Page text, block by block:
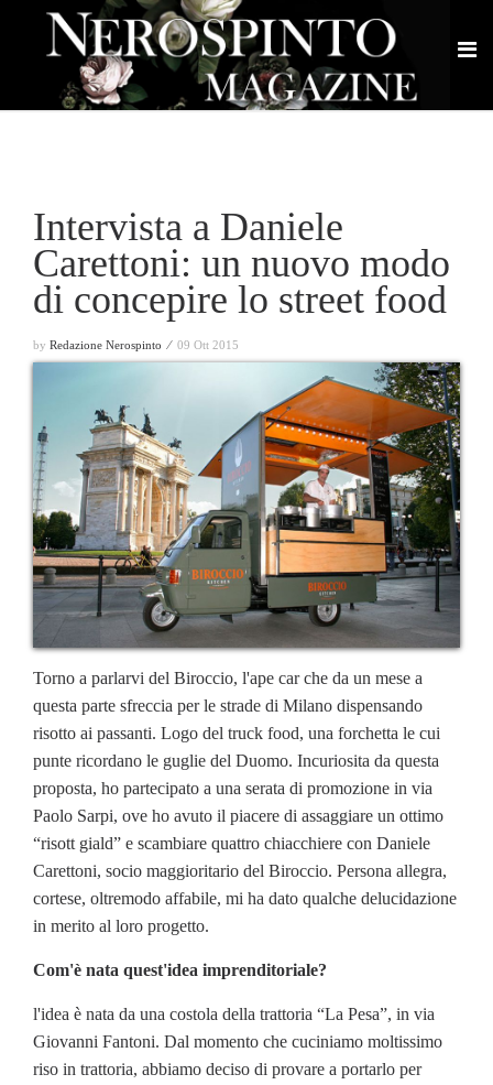
Intervista a Daniele
Carettoni: un nuovo modo
di concepire lo street food
by Redazione Nerospinto ⁄ 09 Ott 2015
Torno a parlarvi del Biroccio, l'ape car che da un mese a
questa parte sfreccia per le strade di Milano dispensando
risotto ai passanti. Logo del truck food, una forchetta le cui
punte ricordano le guglie del Duomo. Incuriosita da questa
proposta, ho partecipato a una serata di promozione in via
Paolo Sarpi, ove ho avuto il piacere di assaggiare un ottimo
“risott giald” e scambiare quattro chiacchiere con Daniele
Carettoni, socio maggioritario del Biroccio. Persona allegra,
cortese, oltremodo affabile, mi ha dato qualche delucidazione
in merito al loro progetto.
Com'è nata quest'idea imprenditoriale?
l'idea è nata da una costola della trattoria “La Pesa”, in via
Giovanni Fantoni. Dal momento che cuciniamo moltissimo
riso in trattoria, abbiamo deciso di provare a portarlo per